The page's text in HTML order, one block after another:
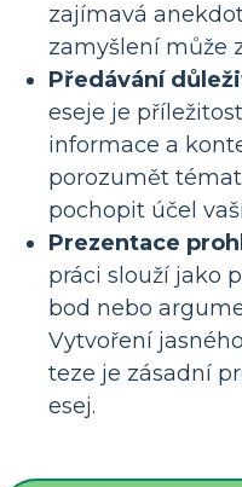
zajímavá
zamyšlení může
Předávání
eseje je
informace a
porozumět
pochopit účel
Prezentace
práci slouží jako
bod nebo
Vytvoření
teze je zásadní
esej.